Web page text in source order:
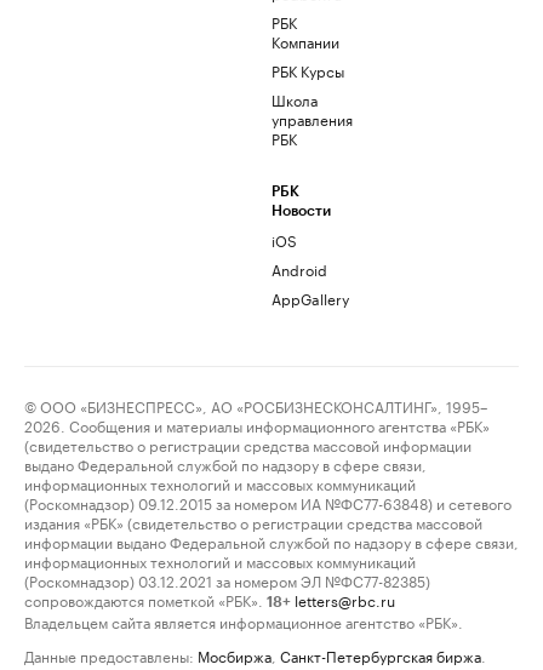
РБК
Компании
РБК Курсы
Школа
управления
РБК
РБК
Новости
iOS
Android
AppGallery
© ООО «БИЗНЕСПРЕСС», АО «РОСБИЗНЕСКОНСАЛТИНГ», 1995–
2026. Сообщения и материалы информационного агентства «РБК»
(свидетельство о регистрации средства массовой информации
выдано Федеральной службой по надзору в сфере связи,
информационных технологий и массовых коммуникаций
(Роскомнадзор) 09.12.2015 за номером ИА №ФС77-63848) и сетевого
издания «РБК» (свидетельство о регистрации средства массовой
информации выдано Федеральной службой по надзору в сфере связи,
информационных технологий и массовых коммуникаций
(Роскомнадзор) 03.12.2021 за номером ЭЛ №ФС77-82385)
сопровождаются пометкой «РБК».
18+ letters@rbc.ru
Владельцем сайта является информационное агентство «РБК».
Данные предоставлены: Мосбиржа Санкт-Петербургская биржа